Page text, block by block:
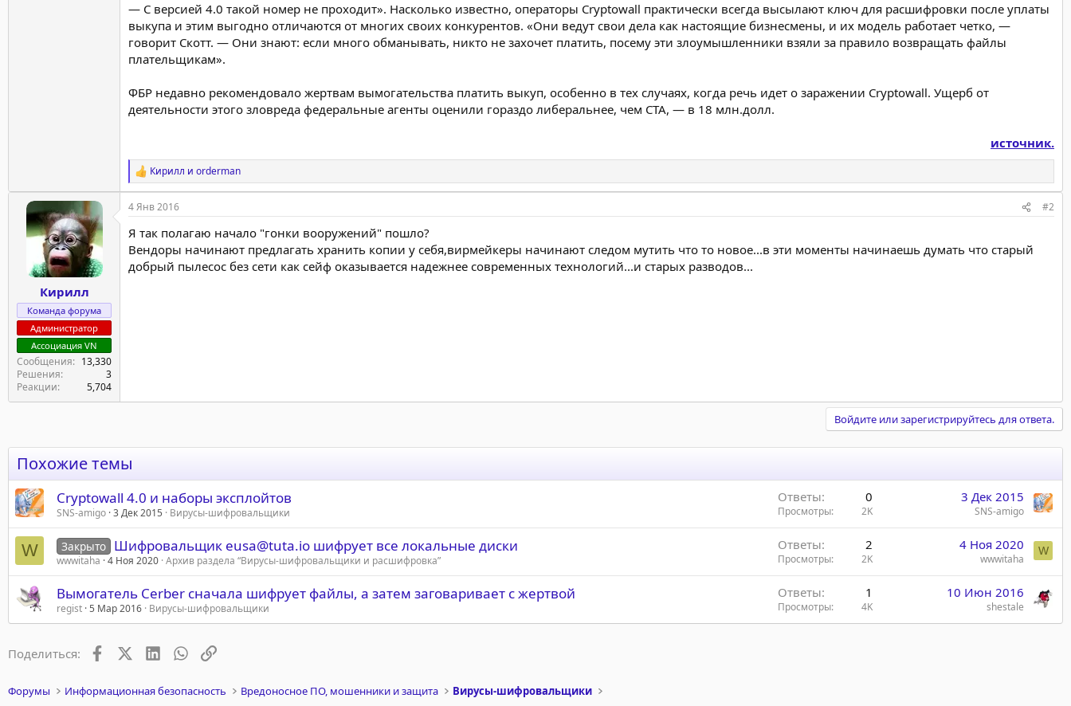
— С версией 4.0 такой номер не проходит». Насколько известно, операторы Cryptowall практически всегда высылают ключ для расшифровки после уплаты
выкупа и этим выгодно отличаются от многих своих конкурентов. «Они ведут свои дела как настоящие бизнесмены, и их модель работает четко, —
говорит Скотт. — Они знают: если много обманывать, никто не захочет платить, посему эти злоумышленники взяли за правило возвращать файлы
плательщикам».
ФБР недавно рекомендовало жертвам вымогательства платить выкуп, особенно в тех случаях, когда речь идет о заражении Cryptowall. Ущерб от
деятельности этого зловреда федеральные агенты оценили гораздо либеральнее, чем CTA, — в 18 млн.долл.
источник.
Р
е
а
к
ц
и
и
:
Кирилл и orderman
Кирилл
Команда форума
Администратор
Ассоциация VN
Сообщения
13,330
Решения
3
Реакции
5,704
4 Янв 2016 #2
Я так полагаю начало "гонки вооружений" пошло?
Вендоры начинают предлагать хранить копии у себя,вирмейкеры начинают следом мутить что то новое...в эти моменты начинаешь думать что старый
добрый пылесос без сети как сейф оказывается надежнее современных технологий...и старых разводов...
Войдите или зарегистрируйтесь для ответа.
Похожие темы
Cryptowall 4.0 и наборы эксплойтов
SNS-amigo 3 Дек 2015 Вирусы-шифровальщики
Ответы 0
Просмотры 2K
3 Дек 2015
SNS-amigo
W Закрыто Шифровальщик eusa@tuta.io шифрует все локальные диски
wwwitaha 4 Ноя 2020 Архив раздела “Вирусы‑шифровальщики и расшифровка”
Ответы 2
Просмотры 2K
4 Ноя 2020
wwwitaha
W
Вымогатель Cerber сначала шифрует файлы, а затем заговаривает с жертвой
regist 5 Мар 2016 Вирусы-шифровальщики
Ответы 1
Просмотры 4K
10 Июн 2016
shestale
Поделиться: FacebookX (Twitter)
LinkedInWhatsApp
Ссылка
Форумы Информационная безопасность Вредоносное ПО, мошенники и защита Вирусы-шифровальщики